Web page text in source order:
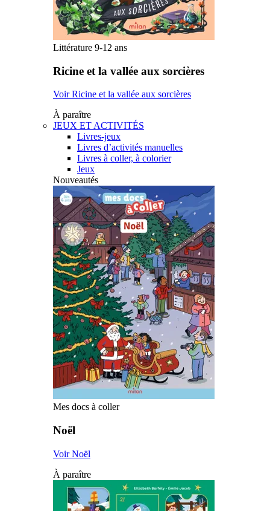
Littérature 9-12 ans
Ricine et la vallée aux sorcières
Voir Ricine et la vallée aux sorcières
À paraître
JEUX ET ACTIVITÉS
Livres-jeux
Livres d’activités manuelles
Livres à coller, à colorier
Jeux
Nouveautés
Mes docs à coller
Noël
Voir Noël
À paraître